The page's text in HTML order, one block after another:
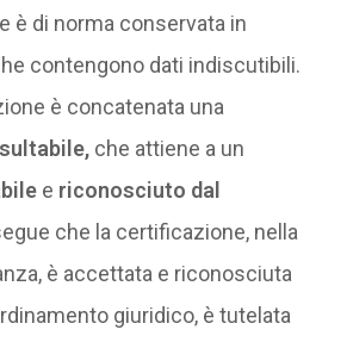
è di norma conservata in
contengono dati indiscutibili.
è concatenata una
che attiene a un
e riconosciuto dal
che la certificazione, nella
è accettata e riconosciuta
giuridico, è tutelata